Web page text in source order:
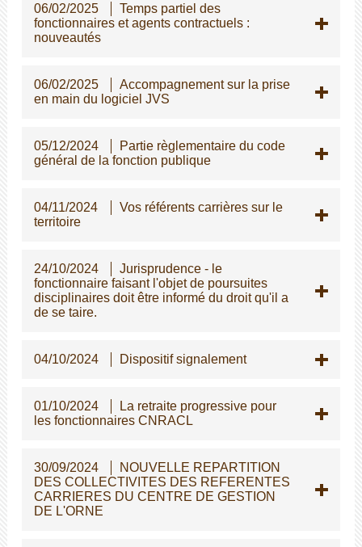
06/02/2025
Temps partiel des
fonctionnaires et agents contractuels :
nouveautés
06/02/2025
Accompagnement sur la prise
en main du logiciel JVS
05/12/2024
Partie règlementaire du code
général de la fonction publique
04/11/2024
Vos référents carrières sur le
territoire
24/10/2024
Jurisprudence - le
fonctionnaire faisant l'objet de poursuites
disciplinaires doit être informé du droit qu'il a
de se taire.
04/10/2024 Dispositif signalement
01/10/2024
La retraite progressive pour
les fonctionnaires CNRACL
30/09/2024
NOUVELLE REPARTITION
DES COLLECTIVITES DES REFERENTES
CARRIERES DU CENTRE DE GESTION
DE L'ORNE